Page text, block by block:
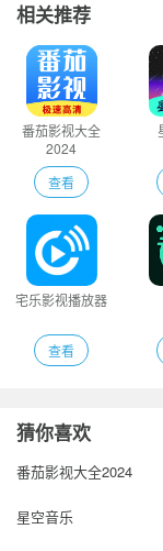
相关推荐
番茄影视大全
2024
查看
宅乐影视播放器
查看
猜你喜欢
番茄影视大全2024
星空音乐